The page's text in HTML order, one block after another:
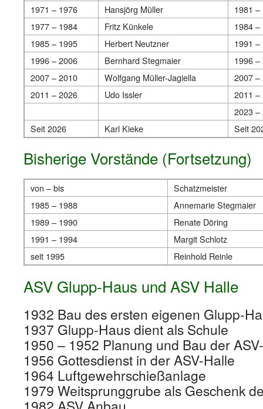
1971 – 1976
Hansjörg Müller
1981 –
1977 – 1984
Fritz Künkele
1984 –
1985 – 1995
Herbert Neutzner
1991 –
1996 – 2006
Bernhard Stegmaier
1996 –
2007 – 2010
Wolfgang Müller-Jagiella
2007 –
2011 – 2026
Udo Issler
2011 –
2023 –
Seit 2026
Karl Kieke Seit
Bisherige Vorstände (Fortsetzung)
von – bis
Schatzmeister
1985 – 1988
Annemarie Stegmaier
1989 – 1990
Renate Döring
1991 – 1994
Margit Schlotz
seit 1995
Reinhold Reinle
ASV Glupp-Haus und ASV Halle
1932 Bau des ersten eigenen Glupp-
1937 Glupp-Haus dient als Schule
1950 – 1952 Planung und Bau der
1956 Gottesdienst in der ASV-Halle
1964 Luftgewehrschießanlage
1979 Weitsprunggrube als Geschenk